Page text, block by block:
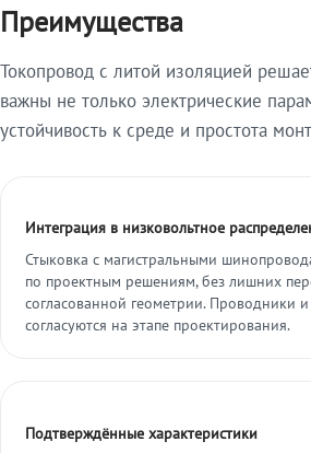
Преимущества
Токопровод с литой изоляцией
важны не только электрические
устойчивость к среде и простота
Интеграция в низковольтное
Стыковка с магистральными
по проектным решениям, без лишних
согласованной геометрии. Проводники
согласуются на этапе проектирования.
Подтверждённые характеристики